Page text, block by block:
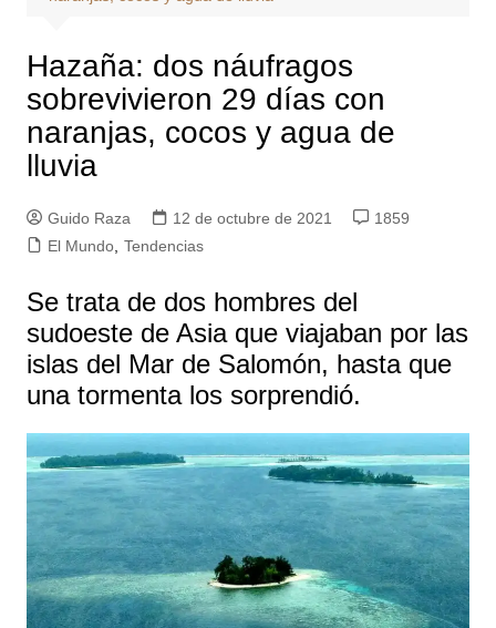
Hazaña: dos náufragos
sobrevivieron 29 días con
naranjas, cocos y agua de
lluvia
Guido Raza 12 de octubre de 2021
1859
El Mundo, Tendencias
Se trata de dos hombres del
sudoeste de Asia que viajaban por las
islas del Mar de Salomón, hasta que
una tormenta los sorprendió.